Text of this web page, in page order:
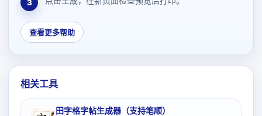
3
查看更多帮助
相关工具
田字格字帖生成器（支持笔顺）